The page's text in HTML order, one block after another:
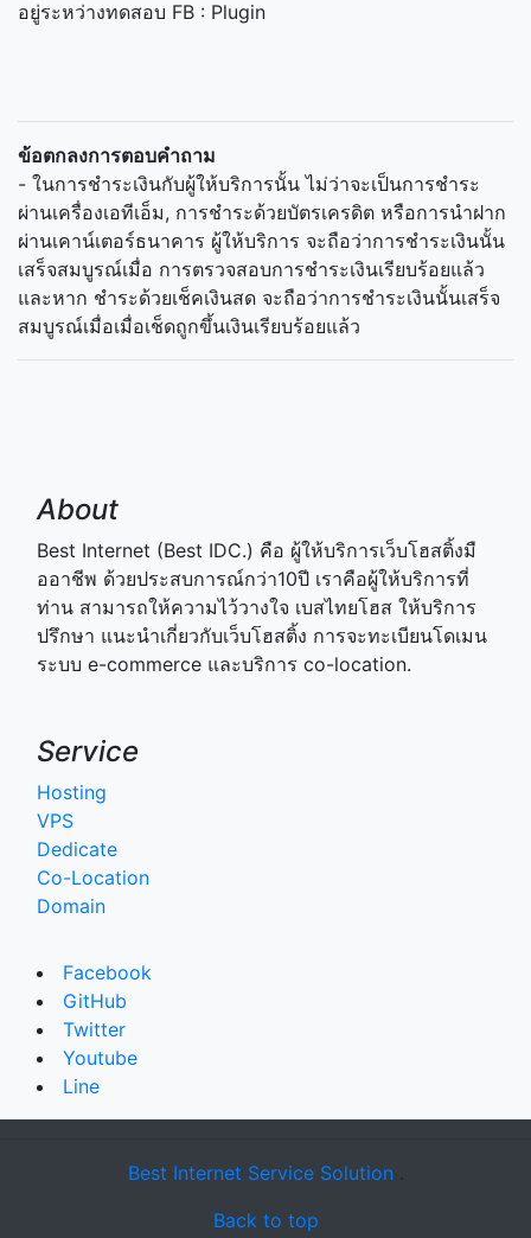
อยู่ระหว่างทดสอบ FB : Plugin
ข้อตกลงการตอบคำถาม
- ในการชำระเงินกับผู้ให้บริการนั้น ไม่ว่าจะเป็นการชำระ
ผ่านเครื่องเอทีเอ็ม, การชำระด้วยบัตรเครดิต หรือการนำฝาก
ผ่านเคาน์เตอร์ธนาคาร ผู้ให้บริการ จะถือว่าการชำระเงินนั้น
เสร็จสมบูรณ์เมื่อ การตรวจสอบการชำระเงินเรียบร้อยแล้ว
และหาก ชำระด้วยเช็คเงินสด จะถือว่าการชำระเงินนั้นเสร็จ
สมบูรณ์เมื่อเมื่อเช็ดถูกขึ้นเงินเรียบร้อยแล้ว
About
Best Internet (Best IDC.) คือ ผู้ให้บริการเว็บโฮสติ้งมื
ออาชีพ ด้วยประสบการณ์กว่า10ปี เราคือผู้ให้บริการที่
ท่าน สามารถให้ความไว้วางใจ เบสไทยโฮส ให้บริการ
ปรึกษา แนะนำเกี่ยวกับเว็บโฮสติ้ง การจะทะเบียนโดเมน
ระบบ e-commerce และบริการ co-location.
Service
Hosting
VPS
Dedicate
Co-Location
Domain
Facebook
GitHub
Twitter
Youtube
Line
Best Internet Service Solution
Back to top